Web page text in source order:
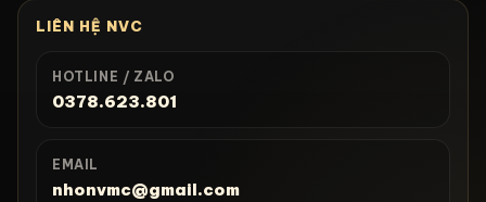
LIÊN HỆ NVC
HOTLINE / ZALO
0378.623.801
EMAIL
nhonvmc@gmail.com